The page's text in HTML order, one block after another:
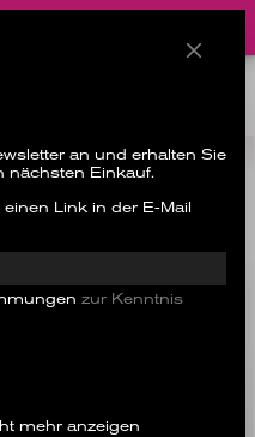
an und erhalten Sie
nächsten Einkauf.
Link in der E-Mail
zur Kenntnis
mehr anzeigen